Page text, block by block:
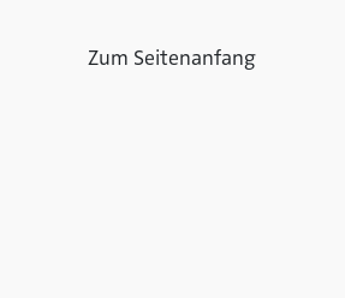
Zum Seitenanfang